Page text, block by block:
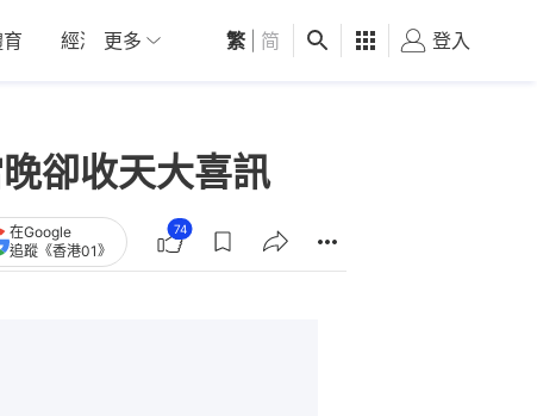
經濟 01深圳 觀點 健康 好食玩飛
更多 繁 简 登入
卻收天大喜訊
在Google
追蹤《香港01》
74